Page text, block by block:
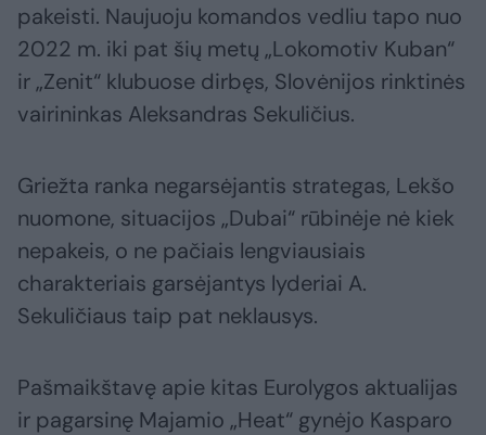
pakeisti. Naujuoju komandos vedliu tapo nuo
2022 m. iki pat šių metų „Lokomotiv Kuban“
ir „Zenit“ klubuose dirbęs, Slovėnijos rinktinės
vairininkas Aleksandras Sekuličius.
Griežta ranka negarsėjantis strategas, Lekšo
nuomone, situacijos „Dubai“ rūbinėje nė kiek
nepakeis, o ne pačiais lengviausiais
charakteriais garsėjantys lyderiai A.
Sekuličiaus taip pat neklausys.
Pašmaikštavę apie kitas Eurolygos aktualijas
ir pagarsinę Majamio „Heat“ gynėjo Kasparo